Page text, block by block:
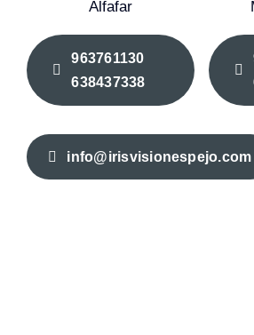
Alfafar
963761130
638437338
info@irisvisionespejo.com